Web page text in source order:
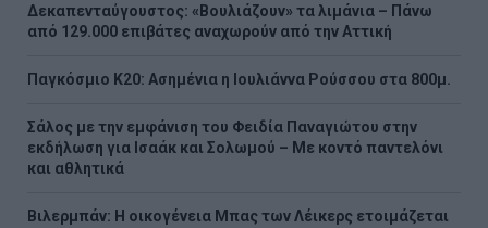
Δεκαπενταύγουστος: «Βουλιάζουν» τα λιμάνια – Πάνω
από 129.000 επιβάτες αναχωρούν από την Αττική
Παγκόσμιο Κ20: Ασημένια η Ιουλιάννα Ρούσσου στα 800μ.
Σάλος με την εμφάνιση του Φειδία Παναγιώτου στην
εκδήλωση για Ισαάκ και Σολωμού – Με κοντό παντελόνι
και αθλητικά
Βιλερμπάν: Η οικογένεια Μπας των Λέικερς ετοιμάζεται